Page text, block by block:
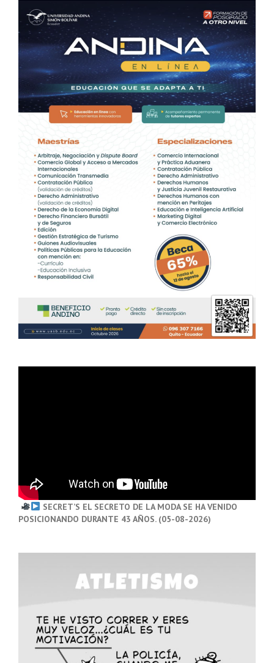
SECRET’S EL SECRETO DE LA MODA SE HA VENIDO
POSICIONANDO DURANTE 43 AÑOS. (05-08-2026)